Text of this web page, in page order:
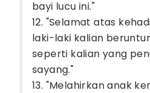
bayi lucu ini."
12. "Selamat atas
laki-laki kalian
seperti kalian yang
sayang."
13. "Melahirkan anak